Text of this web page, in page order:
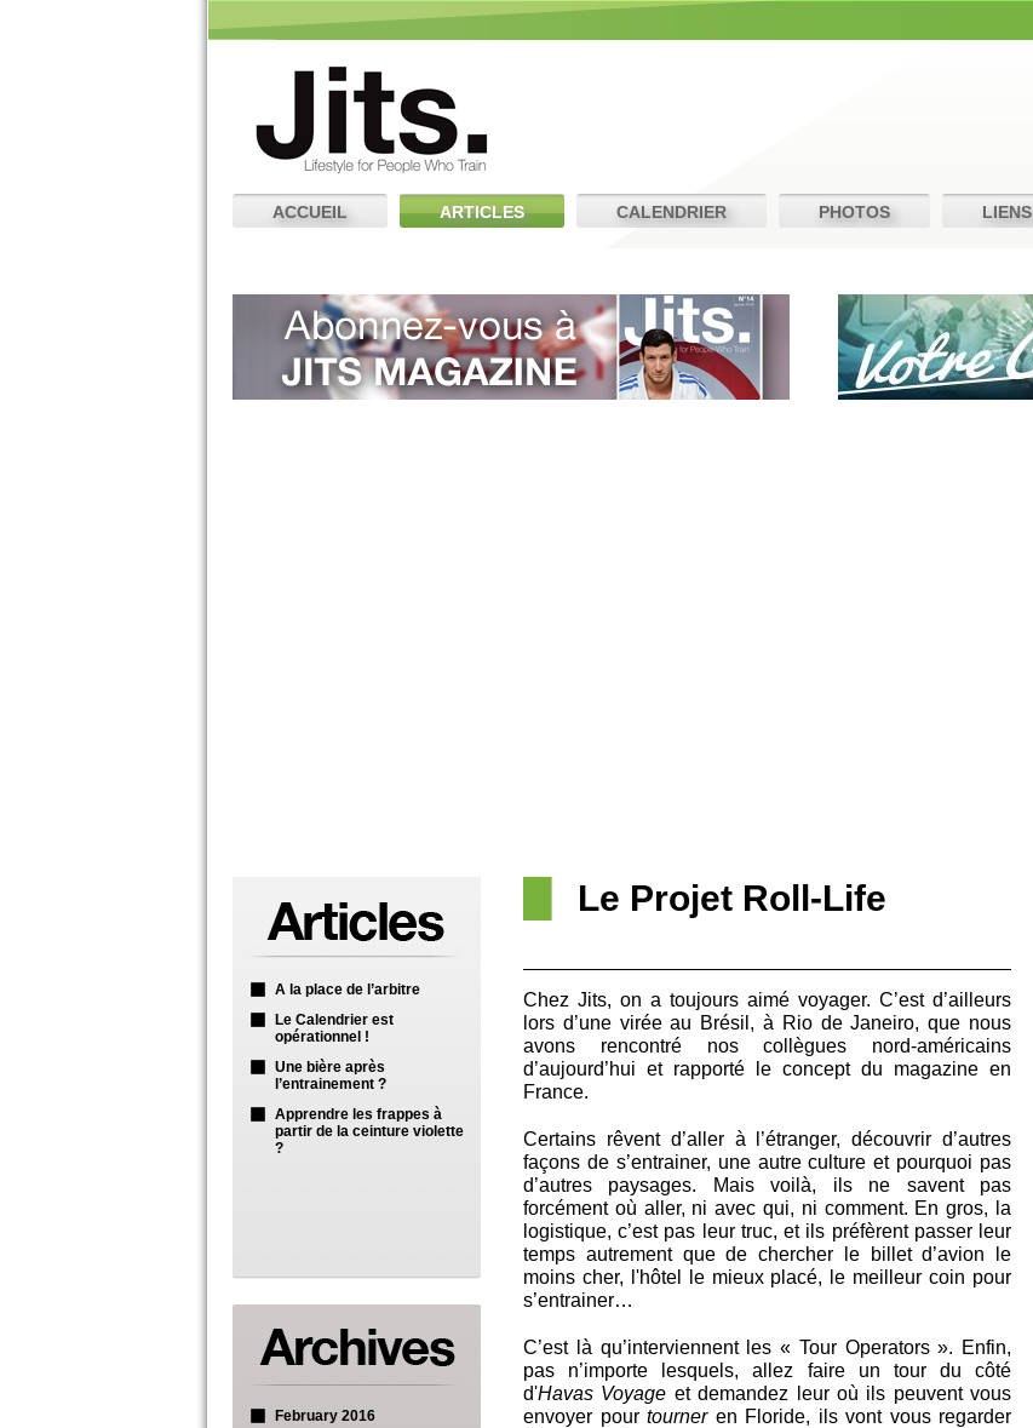
ACCUEIL ARTICLES CALENDRIER PHOTOS LIENS
A la place de l’arbitre
Le Calendrier est
opérationnel !
Une bière après
l’entrainement ?
Apprendre les frappes à
partir de la ceinture violette
?
February 2016
Le Projet Roll-Life
Chez Jits, on a toujours aimé voyager. C’est d’ailleurs
lors d’une virée au Brésil, à Rio de Janeiro, que nous
avons rencontré nos collègues nord-américains
d’aujourd’hui et rapporté le concept du magazine en
France.
Certains rêvent d’aller à l’étranger, découvrir d’autres
façons de s’entrainer, une autre culture et pourquoi pas
d’autres paysages. Mais voilà, ils ne savent pas
forcément où aller, ni avec qui, ni comment. En gros, la
logistique, c’est pas leur truc, et ils préfèrent passer leur
temps autrement que de chercher le billet d’avion le
moins cher, l'hôtel le mieux placé, le meilleur coin pour
s’entrainer…
C’est là qu’interviennent les « Tour Operators ». Enfin,
pas n’importe lesquels, allez faire un tour du côté
d'Havas Voyage et demandez leur où ils peuvent vous
envoyer pour tourner en Floride, ils vont vous regarder